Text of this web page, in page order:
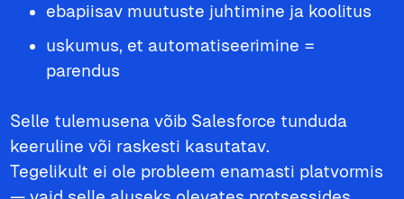
ebapiisav muutuste juhtimine ja koolitus
uskumus, et automatiseerimine =
parendus
Selle tulemusena võib Salesforce tunduda
keeruline või raskesti kasutatav.
Tegelikult ei ole probleem enamasti platvormis